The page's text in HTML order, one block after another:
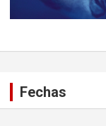
Fechas